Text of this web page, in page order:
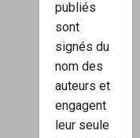
publiés
sont
signés du
nom des
auteurs et
engagent
leur seule